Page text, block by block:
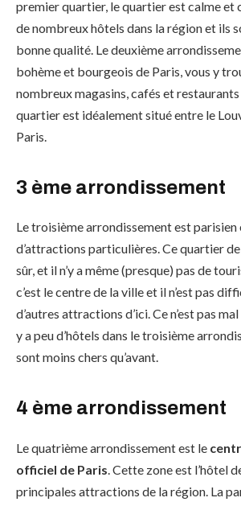
premier quartier, le quartier est calme et
de nombreux hôtels dans la région et ils
bonne qualité. Le deuxième
bohème et bourgeois de Paris, vous y
nombreux magasins, cafés et restaurants
quartier est idéalement situé entre le
Paris.
3 ème arrondissement
Le troisième arrondissement est parisien
d’attractions particulières. Ce quartier
sûr, et il n’y a même (presque) pas de
c’est le centre de la ville et il n’est pas
d’autres attractions d’ici. Ce n’est pas
y a peu d’hôtels dans le troisième
sont moins chers qu’avant.
4 ème arrondissement
Le quatrième arrondissement est le
officiel de Paris . Cette zone est l’hôtel
principales attractions de la région. La